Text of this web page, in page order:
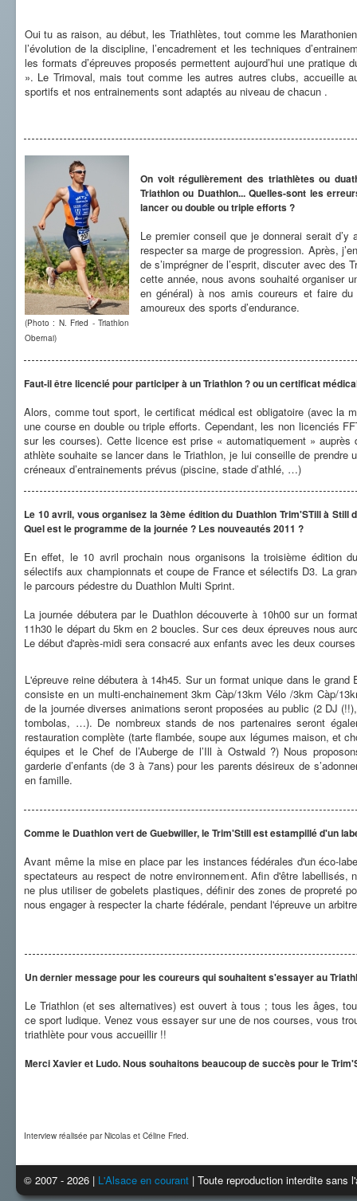
Oui tu as raison, au début, les Triathlètes, tout comme les
l’évolution de la discipline, l’encadrement et les techniques
les formats d’épreuves proposés permettent aujourd’hui une
». Le Trimoval, mais tout comme les autres autres clubs, accueille
sportifs et nos entrainements sont adaptés au niveau de chacun .
(Photo : N. Fried - Triathlon
Obernai)
On voit régulièrement des triathlètes ou
Triathlon ou Duathlon... Quelles-sont les
lancer ou double ou triple efforts ?
Le premier conseil que je donnerai serait
respecter sa marge de progression. Après,
de s’imprégner de l’esprit, discuter avec des
cette année, nous avons souhaité organiser
en général) à nos amis coureurs et faire
amoureux des sports d’endurance.
Faut-il être licencié pour participer à un Triathlon ? ou un certificat
Alors, comme tout sport, le certificat médical est obligatoire (avec la
une course en double ou triple efforts. Cependant, les non licenciés
sur les courses). Cette licence est prise « automatiquement »
athlète souhaite se lancer dans le Triathlon, je lui conseille de
créneaux d’entrainements prévus (piscine, stade d’athlé, …)
Le 10 avril, vous organisez la 3ème édition du Duathlon Trim'STill à
Quel est le programme de la journée ? Les nouveautés 2011 ?
En effet, le 10 avril prochain nous organisons la troisième édition
sélectifs aux championnats et coupe de France et sélectifs D3. La
le parcours pédestre du Duathlon Multi Sprint.
La journée débutera par le Duathlon découverte à 10h00 sur un
11h30 le départ du 5km en 2 boucles. Sur ces deux épreuves nous
Le début d'après-midi sera consacré aux enfants avec les deux
L'épreuve reine débutera à 14h45. Sur un format unique dans le
consiste en un multi-enchainement 3km Càp/13km Vélo /3km Càp/
de la journée diverses animations seront proposées au public (2 DJ
tombolas, …). De nombreux stands de nos partenaires seront
restauration complète (tarte flambée, soupe aux légumes maison, et
équipes et le Chef de l’Auberge de l’Ill à Ostwald ?) Nous
garderie d’enfants (de 3 à 7ans) pour les parents désireux de
en famille.
Comme le Duathlon vert de Guebwiller, le Trim'Still est estampillé d'un
Avant même la mise en place par les instances fédérales d'un éco-
spectateurs au respect de notre environnement. Afin d'être
ne plus utiliser de gobelets plastiques, définir des zones de propreté
nous engager à respecter la charte fédérale, pendant l'épreuve un
Un dernier message pour les coureurs qui souhaitent s'essayer au
Le Triathlon (et ses alternatives) est ouvert à tous ; tous les âges,
ce sport ludique. Venez vous essayer sur une de nos courses, vous
triathlète pour vous accueillir !!
Merci Xavier et Ludo. Nous souhaitons beaucoup de succès pour le
Interview réalisée par Nicolas et Céline Fried.
© 2007 - 2026 | L'Alsace en courant | Toute reproduction interdite sans